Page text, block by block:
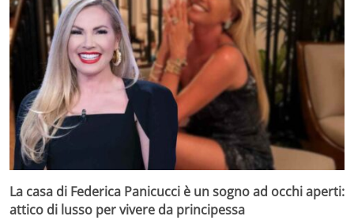
La casa di Federica Panicucci è un sogno ad occhi aperti:
attico di lusso per vivere da principessa